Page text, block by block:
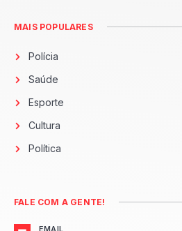
MAIS POPULARES
Polícia
Saúde
Esporte
Cultura
Política
FALE COM A GENTE!
EMAIL